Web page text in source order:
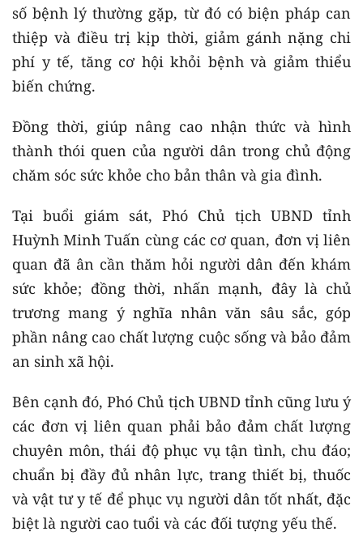
số bệnh lý thường gặp, từ đó có biện pháp can
thiệp và điều trị kịp thời, giảm gánh nặng chi
phí y tế, tăng cơ hội khỏi bệnh và giảm thiểu
biến chứng.
Đồng thời, giúp nâng cao nhận thức và hình
thành thói quen của người dân trong chủ động
chăm sóc sức khỏe cho bản thân và gia đình.
Tại buổi giám sát, Phó Chủ tịch UBND tỉnh
Huỳnh Minh Tuấn cùng các cơ quan, đơn vị liên
quan đã ân cần thăm hỏi người dân đến khám
sức khỏe; đồng thời, nhấn mạnh, đây là chủ
trương mang ý nghĩa nhân văn sâu sắc, góp
phần nâng cao chất lượng cuộc sống và bảo đảm
an sinh xã hội.
Bên cạnh đó, Phó Chủ tịch UBND tỉnh cũng lưu ý
các đơn vị liên quan phải bảo đảm chất lượng
chuyên môn, thái độ phục vụ tận tình, chu đáo;
chuẩn bị đầy đủ nhân lực, trang thiết bị, thuốc
và vật tư y tế để phục vụ người dân tốt nhất, đặc
biệt là người cao tuổi và các đối tượng yếu thế.